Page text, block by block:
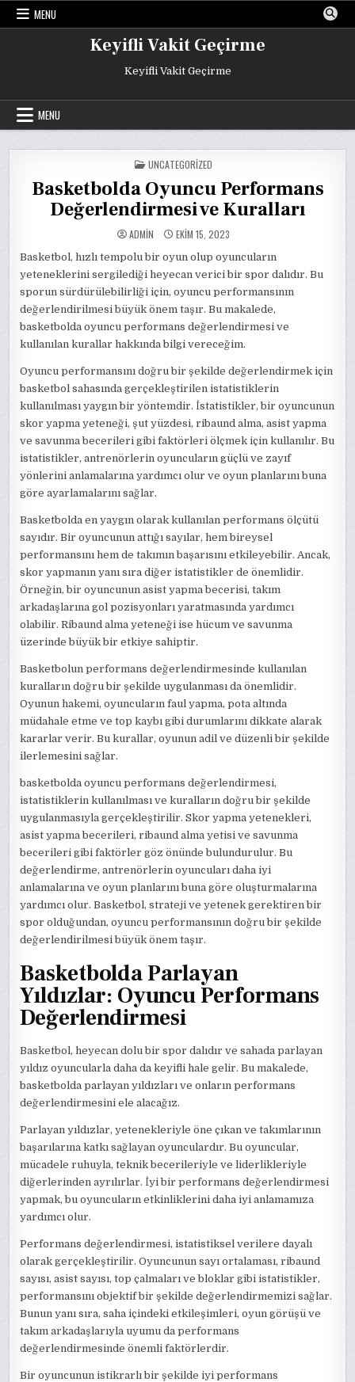
Skip
MENU
Keyifli Vakit Geçirme
Keyifli Vakit Geçirme
MENU
POSTED
IN
UNCATEGORIZED
Basketbolda Oyuncu Performans
Değerlendirmesi ve Kuralları
ADMIN EKIM 15, 2023
Basketbol, hızlı tempolu bir oyun olup oyuncuların
yeteneklerini sergilediği heyecan verici bir spor dalıdır. Bu
sporun sürdürülebilirliği için, oyuncu performansının
değerlendirilmesi büyük önem taşır. Bu makalede,
basketbolda oyuncu performans değerlendirmesi ve
kullanılan kurallar hakkında bilgi vereceğim.
Oyuncu performansını doğru bir şekilde değerlendirmek için
basketbol sahasında gerçekleştirilen istatistiklerin
kullanılması yaygın bir yöntemdir. İstatistikler, bir oyuncunun
skor yapma yeteneği, şut yüzdesi, ribaund alma, asist yapma
ve savunma becerileri gibi faktörleri ölçmek için kullanılır. Bu
istatistikler, antrenörlerin oyuncuların güçlü ve zayıf
yönlerini anlamalarına yardımcı olur ve oyun planlarını buna
göre ayarlamalarını sağlar.
Basketbolda en yaygın olarak kullanılan performans ölçütü
sayıdır. Bir oyuncunun attığı sayılar, hem bireysel
performansını hem de takımın başarısını etkileyebilir. Ancak,
skor yapmanın yanı sıra diğer istatistikler de önemlidir.
Örneğin, bir oyuncunun asist yapma becerisi, takım
arkadaşlarına gol pozisyonları yaratmasında yardımcı
olabilir. Ribaund alma yeteneği ise hücum ve savunma
üzerinde büyük bir etkiye sahiptir.
Basketbolun performans değerlendirmesinde kullanılan
kuralların doğru bir şekilde uygulanması da önemlidir.
Oyunun hakemi, oyuncuların faul yapma, pota altında
müdahale etme ve top kaybı gibi durumlarını dikkate alarak
kararlar verir. Bu kurallar, oyunun adil ve düzenli bir şekilde
ilerlemesini sağlar.
basketbolda oyuncu performans değerlendirmesi,
istatistiklerin kullanılması ve kuralların doğru bir şekilde
uygulanmasıyla gerçekleştirilir. Skor yapma yetenekleri,
asist yapma becerileri, ribaund alma yetisi ve savunma
becerileri gibi faktörler göz önünde bulundurulur. Bu
değerlendirme, antrenörlerin oyuncuları daha iyi
anlamalarına ve oyun planlarını buna göre oluşturmalarına
yardımcı olur. Basketbol, strateji ve yetenek gerektiren bir
spor olduğundan, oyuncu performansının doğru bir şekilde
değerlendirilmesi büyük önem taşır.
Basketbolda Parlayan
Yıldızlar: Oyuncu Performans
Değerlendirmesi
Basketbol, heyecan dolu bir spor dalıdır ve sahada parlayan
yıldız oyuncularla daha da keyifli hale gelir. Bu makalede,
basketbolda parlayan yıldızları ve onların performans
değerlendirmesini ele alacağız.
Parlayan yıldızlar, yetenekleriyle öne çıkan ve takımlarının
başarılarına katkı sağlayan oyunculardır. Bu oyuncular,
mücadele ruhuyla, teknik becerileriyle ve liderlikleriyle
diğerlerinden ayrılırlar. İyi bir performans değerlendirmesi
yapmak, bu oyuncuların etkinliklerini daha iyi anlamamıza
yardımcı olur.
Performans değerlendirmesi, istatistiksel verilere dayalı
olarak gerçekleştirilir. Oyuncunun sayı ortalaması, ribaund
sayısı, asist sayısı, top çalmaları ve bloklar gibi istatistikler,
performansını objektif bir şekilde değerlendirmemizi sağlar.
Bunun yanı sıra, saha içindeki etkileşimleri, oyun görüşü ve
takım arkadaşlarıyla uyumu da performans
değerlendirmesinde önemli faktörlerdir.
Bir oyuncunun istikrarlı bir şekilde iyi performans